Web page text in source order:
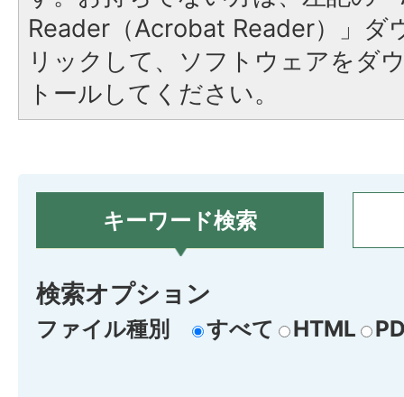
Reader（Acrobat Reader）」ダ
リックして、ソフトウェアをダ
トールしてください。
キーワード検索
検索オプション
ファイル種別 すべて HTML